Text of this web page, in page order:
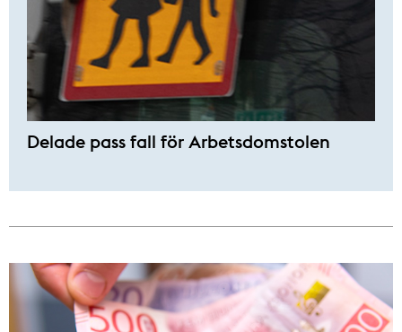
Delade pass fall för Arbetsdomstolen